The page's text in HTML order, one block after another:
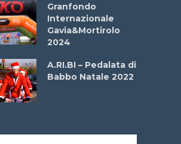
Granfondo
Internazionale
Gavia&Mortirolo
2024
A.RI.BI – Pedalata di
Babbo Natale 2022